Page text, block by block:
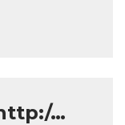
…